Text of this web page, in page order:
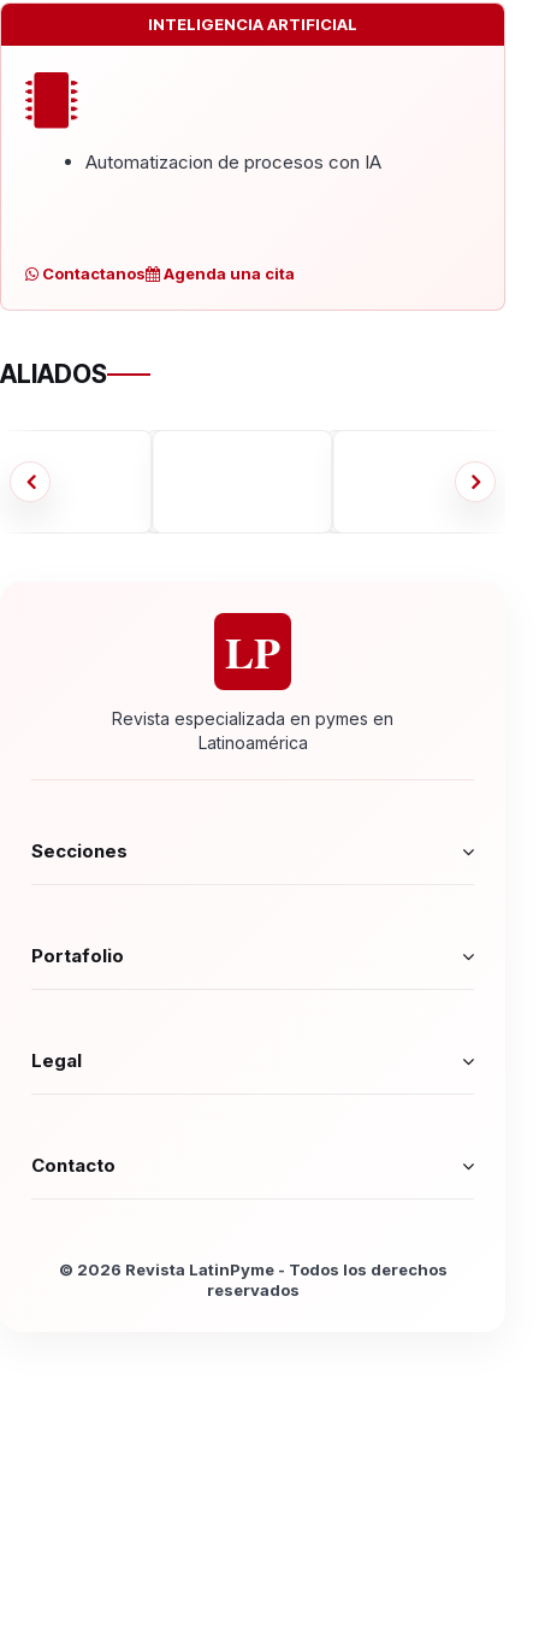
INTELIGENCIA ARTIFICIAL
Automatizacion de procesos con IA
Contactanos Agenda una cita
ALIADOS
LP
Revista especializada en pymes en
Latinoamérica
Secciones
Portafolio
Legal
Contacto
© 2026 Revista LatinPyme - Todos los derechos
reservados